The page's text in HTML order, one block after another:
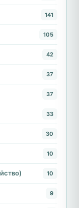
141
105
42
37
37
33
30
10
10
9